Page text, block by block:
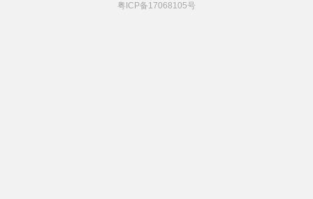
粤ICP备17068105号